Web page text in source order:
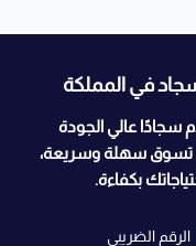
في المملكة
سجادًا عالي الجودة
تسوق سهلة وسريعة،
بكفاءة.
الرقم الضريبي